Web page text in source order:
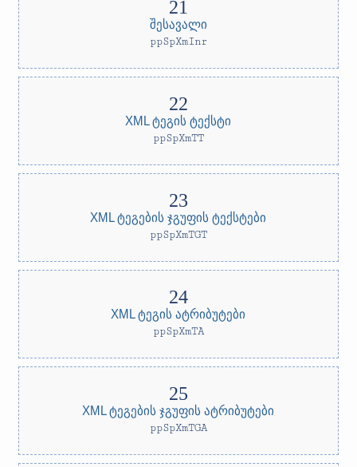
შესავალი
ppSpXmInr
XML ტეგის ტექსტი
ppSpXmTT
XML ტეგების ჯგუფის ტექსტები
ppSpXmTGT
XML ტეგის ატრიბუტები
ppSpXmTA
XML ტეგების ჯგუფის ატრიბუტები
ppSpXmTGA